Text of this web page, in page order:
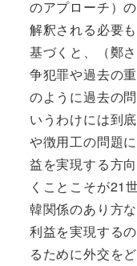
のアプローチ）
解釈される必要
基づくと、（鄭
争犯罪や過去の
のように過去の
いうわけには到
や徴用工の問題
益を実現する方
くことこそが21
韓関係のあり方
利益を実現する
るために外交を